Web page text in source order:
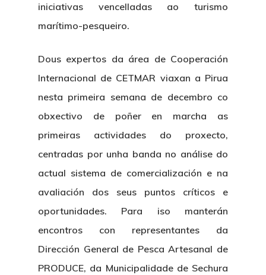
iniciativas vencelladas ao turismo
marítimo-pesqueiro.
Dous expertos da área de Cooperación
Internacional de CETMAR viaxan a Pirua
nesta primeira semana de decembro co
obxectivo de poñer en marcha as
primeiras actividades do proxecto,
centradas por unha banda no análise do
actual sistema de comercialización e na
avaliación dos seus puntos críticos e
oportunidades. Para iso manterán
encontros con representantes da
Dirección General de Pesca Artesanal de
PRODUCE, da Municipalidade de Sechura